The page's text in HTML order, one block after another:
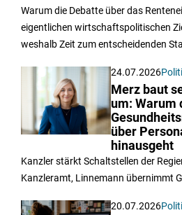
Warum die Debatte über das
eigentlichen wirtschaftspolitischen
weshalb Zeit zum entscheidenden
24.07.2026
Merz baut
um: Warum
über
hinausgeht
Kanzler stärkt Schaltstellen der
Kanzleramt, Linnemann übernimmt
20.07.2026